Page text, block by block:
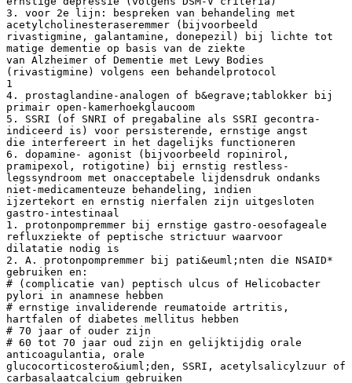
3. voor 2e lijn: bespreken van behandeling met
acetylcholinesteraseremmer (bijvoorbeeld
rivastigmine, galantamine, donepezil) bij lichte tot
matige dementie op basis van de ziekte
van Alzheimer of Dementie met Lewy Bodies
(rivastigmine) volgens een behandelprotocol
1
4. prostaglandine-analogen of b&egrave;tablokker bij
primair open-kamerhoekglaucoom
5. SSRI (of SNRI of pregabaline als SSRI gecontra-
indiceerd is) voor persisterende, ernstige angst
die interfereert in het dagelijks functioneren
6. dopamine- agonist (bijvoorbeeld ropinirol,
pramipexol, rotigotine) bij ernstig restless-
legssyndroom met onacceptabele lijdensdruk ondanks
niet-medicamenteuze behandeling, indien
ijzertekort en ernstig nierfalen zijn uitgesloten
gastro-intestinaal
1. protonpompremmer bij ernstige gastro-oesofageale
refluxziekte of peptische strictuur waarvoor
dilatatie nodig is
2. A. protonpompremmer bij pati&euml;nten die NSAID*
gebruiken en:
# (complicatie van) peptisch ulcus of Helicobacter
pylori in anamnese hebben
# ernstige invaliderende reumatoide artritis,
hartfalen of diabetes mellitus hebben
# 70 jaar of ouder zijn
# 60 tot 70 jaar oud zijn en gelijktijdig orale
anticoagulantia, orale
glucocorticostero&iuml;den, SSRI, acetylsalicylzuur of
carbasalaatcalcium gebruiken